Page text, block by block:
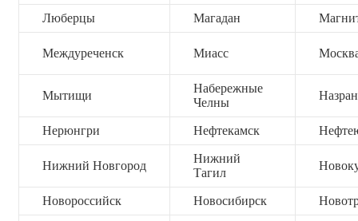
Люберцы Магадан
Междуреченск Миасс
Мытищи
Набережные
Челны
Нерюнгри Нефтекамск
Нижний Новгород
Нижний
Тагил
Новороссийск Новосибирск